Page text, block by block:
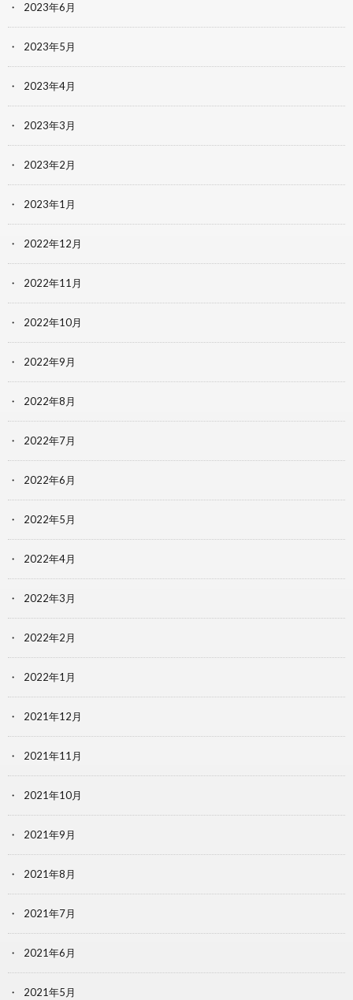
2023年6月
2023年5月
2023年4月
2023年3月
2023年2月
2023年1月
2022年12月
2022年11月
2022年10月
2022年9月
2022年8月
2022年7月
2022年6月
2022年5月
2022年4月
2022年3月
2022年2月
2022年1月
2021年12月
2021年11月
2021年10月
2021年9月
2021年8月
2021年7月
2021年6月
2021年5月